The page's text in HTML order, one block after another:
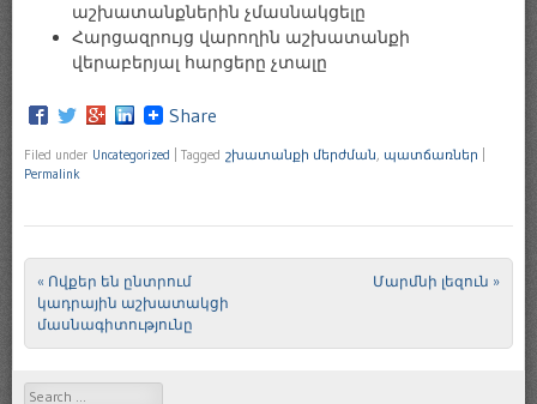
աշխատանքներին չմասնակցելը
Հարցազրույց վարողին աշխատանքի
վերաբերյալ հարցերը չտալը
Share
Filed under Uncategorized Tagged շխատանքի մերժման, պատճառներ
Permalink
Post navigation
« Ովքեր են ընտրում
կադրային աշխատակցի
մասնագիտությունը
Մարմնի լեզուն »
Search